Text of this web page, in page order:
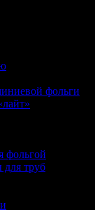
фольги
фольгой
труб